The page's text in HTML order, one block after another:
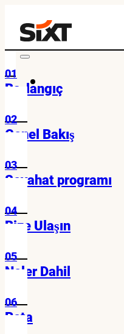
01
Başlangıç
02
Genel Bakış
03
Seyahat programı
04
Bize Ulaşın
05
Neler Dahil
06
Rota